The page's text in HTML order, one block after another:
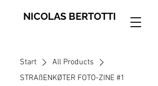
NICOLAS BERTOTTI
Start
All Products
STRAßENKØTER FOTO-ZINE #1